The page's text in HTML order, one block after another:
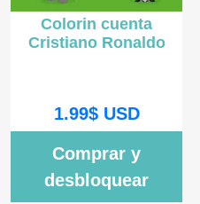
Colorin cuenta
Cristiano Ronaldo
1.99$USD
Comprar y
desbloquear